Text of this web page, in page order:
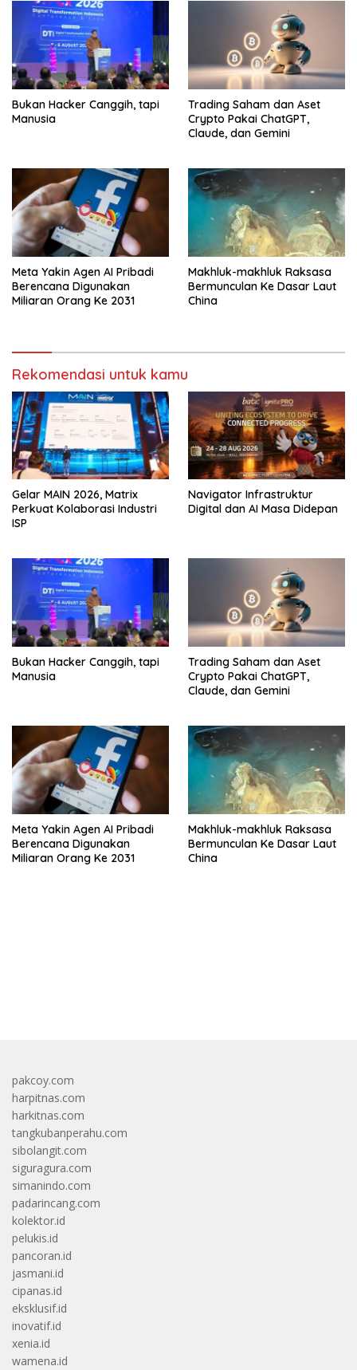
Bukan Hacker Canggih, tapi
Manusia
Trading Saham dan Aset
Crypto Pakai ChatGPT,
Claude, dan Gemini
Meta Yakin Agen AI Pribadi
Berencana Digunakan
Miliaran Orang Ke 2031
Makhluk-makhluk Raksasa
Bermunculan Ke Dasar Laut
China
Rekomendasi untuk kamu
Gelar MAIN 2026, Matrix
Perkuat Kolaborasi Industri
ISP
Navigator Infrastruktur
Digital dan AI Masa Didepan
Bukan Hacker Canggih, tapi
Manusia
Trading Saham dan Aset
Crypto Pakai ChatGPT,
Claude, dan Gemini
Meta Yakin Agen AI Pribadi
Berencana Digunakan
Miliaran Orang Ke 2031
Makhluk-makhluk Raksasa
Bermunculan Ke Dasar Laut
China
pakcoy.com
harpitnas.com
harkitnas.com
tangkubanperahu.com
sibolangit.com
siguragura.com
simanindo.com
padarincang.com
kolektor.id
pelukis.id
pancoran.id
jasmani.id
cipanas.id
eksklusif.id
inovatif.id
xenia.id
wamena.id